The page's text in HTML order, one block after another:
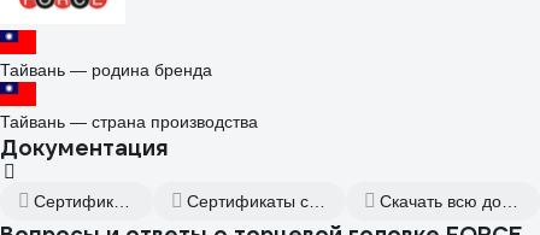
Тайвань — родина бренда
Тайвань — страна производства
Документация
Сертификаты соответствия